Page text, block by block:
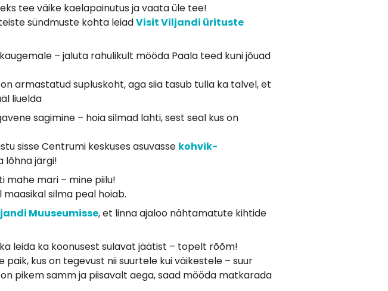
tee väike kaelapainutus ja vaata üle tee!
sündmuste kohta leiadVisit Viljandi ürituste
– jaluta rahulikult mööda Paala teed kuni jõuad
armastatud supluskoht, aga siia tasub tulla ka talvel, et
liuelda
sagimine – hoia silmad lahti, sest seal kus on
sisse Centrumi keskuses asuvasse kohvik-
lõhna järgi!
mahe mari – mine piilu!
maasikal silma peal hoiab.
Muuseumisse, et linna ajaloo nähtamatute kihtide
leida ka koonusest sulavat jäätist – topelt rõõm!
kus on tegevust nii suurtele kui väikestele – suur
pikem samm ja piisavalt aega, saad mööda matkarada